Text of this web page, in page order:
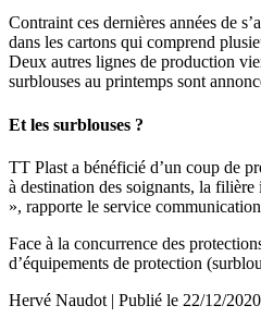
Contraint ces dernières années de
dans les cartons qui comprend
Deux autres lignes de production
surblouses au printemps sont
Et les surblouses ?
TT Plast a bénéficié d’un coup de
à destination des soignants, la
», rapporte le service
Face à la concurrence des
d’équipements de protection
Hervé Naudot | Publié le 22/12/2020